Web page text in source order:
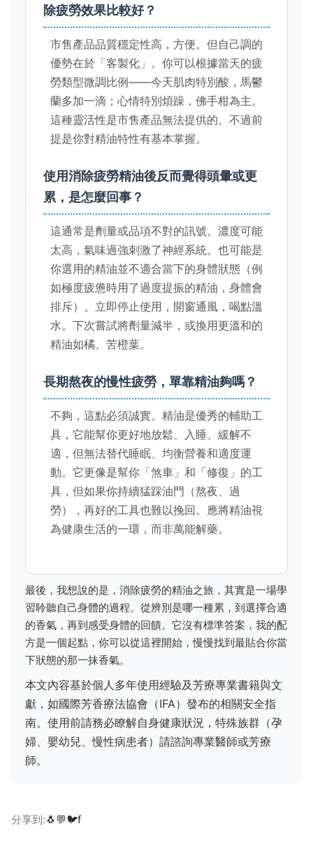
除疲勞效果比較好？
市售產品品質穩定性高，方便。但自己調的
優勢在於「客製化」。你可以根據當天的疲
勞類型微調比例——今天肌肉特別酸，馬鬱
蘭多加一滴；心情特別煩躁，佛手柑為主。
這種靈活性是市售產品無法提供的。不過前
提是你對精油特性有基本掌握。
使用消除疲勞精油後反而覺得頭暈或更
累，是怎麼回事？
這通常是劑量或品項不對的訊號。濃度可能
太高，氣味過強刺激了神經系統。也可能是
你選用的精油並不適合當下的身體狀態（例
如極度疲憊時用了過度提振的精油，身體會
排斥）。立即停止使用，開窗通風，喝點溫
水。下次嘗試將劑量減半，或換用更溫和的
精油如橘、苦橙葉。
長期熬夜的慢性疲勞，單靠精油夠嗎？
不夠，這點必須誠實。精油是優秀的輔助工
具，它能幫你更好地放鬆、入睡、緩解不
適，但無法替代睡眠、均衡營養和適度運
動。它更像是幫你「煞車」和「修復」的工
具，但如果你持續猛踩油門（熬夜、過
勞），再好的工具也難以挽回。應將精油視
為健康生活的一環，而非萬能解藥。
最後，我想說的是，消除疲勞的精油之旅，其實是一場學
習聆聽自己身體的過程。從辨別是哪一種累，到選擇合適
的香氣，再到感受身體的回饋。它沒有標準答案，我的配
方是一個起點，你可以從這裡開始，慢慢找到最貼合你當
下狀態的那一抹香氣。
本文內容基於個人多年使用經驗及芳療專業書籍與文
獻，如國際芳香療法協會（IFA）發布的相關安全指
南。使用前請務必瞭解自身健康狀況，特殊族群（孕
婦、嬰幼兒、慢性病患者）請諮詢專業醫師或芳療
師。
分享到:🐧💬🐦f